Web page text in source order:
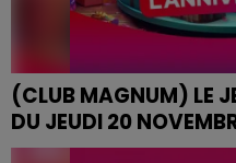
(CLUB MAGNUM) LE
DU JEUDI 20
JEU DE L'ANNIVERSAIRE